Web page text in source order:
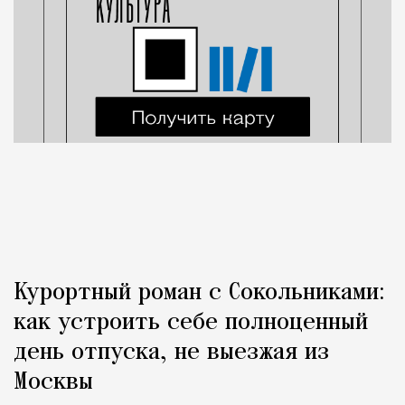
Курортный роман с Сокольниками:
как устроить себе полноценный
день отпуска, не выезжая из
Москвы